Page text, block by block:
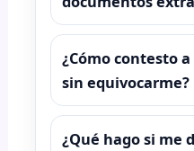
¿Cómo contesto
sin equivocarme?
¿Qué hago si me